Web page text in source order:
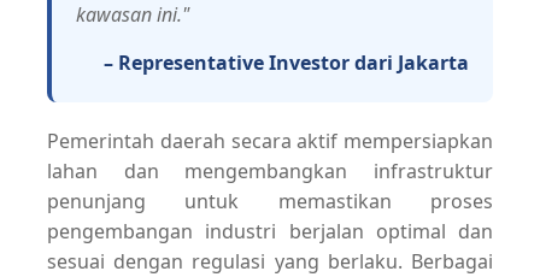
kawasan ini."
– Representative Investor dari Jakarta
Pemerintah daerah secara aktif mempersiapkan
lahan dan mengembangkan infrastruktur
penunjang untuk memastikan proses
pengembangan industri berjalan optimal dan
sesuai dengan regulasi yang berlaku. Berbagai